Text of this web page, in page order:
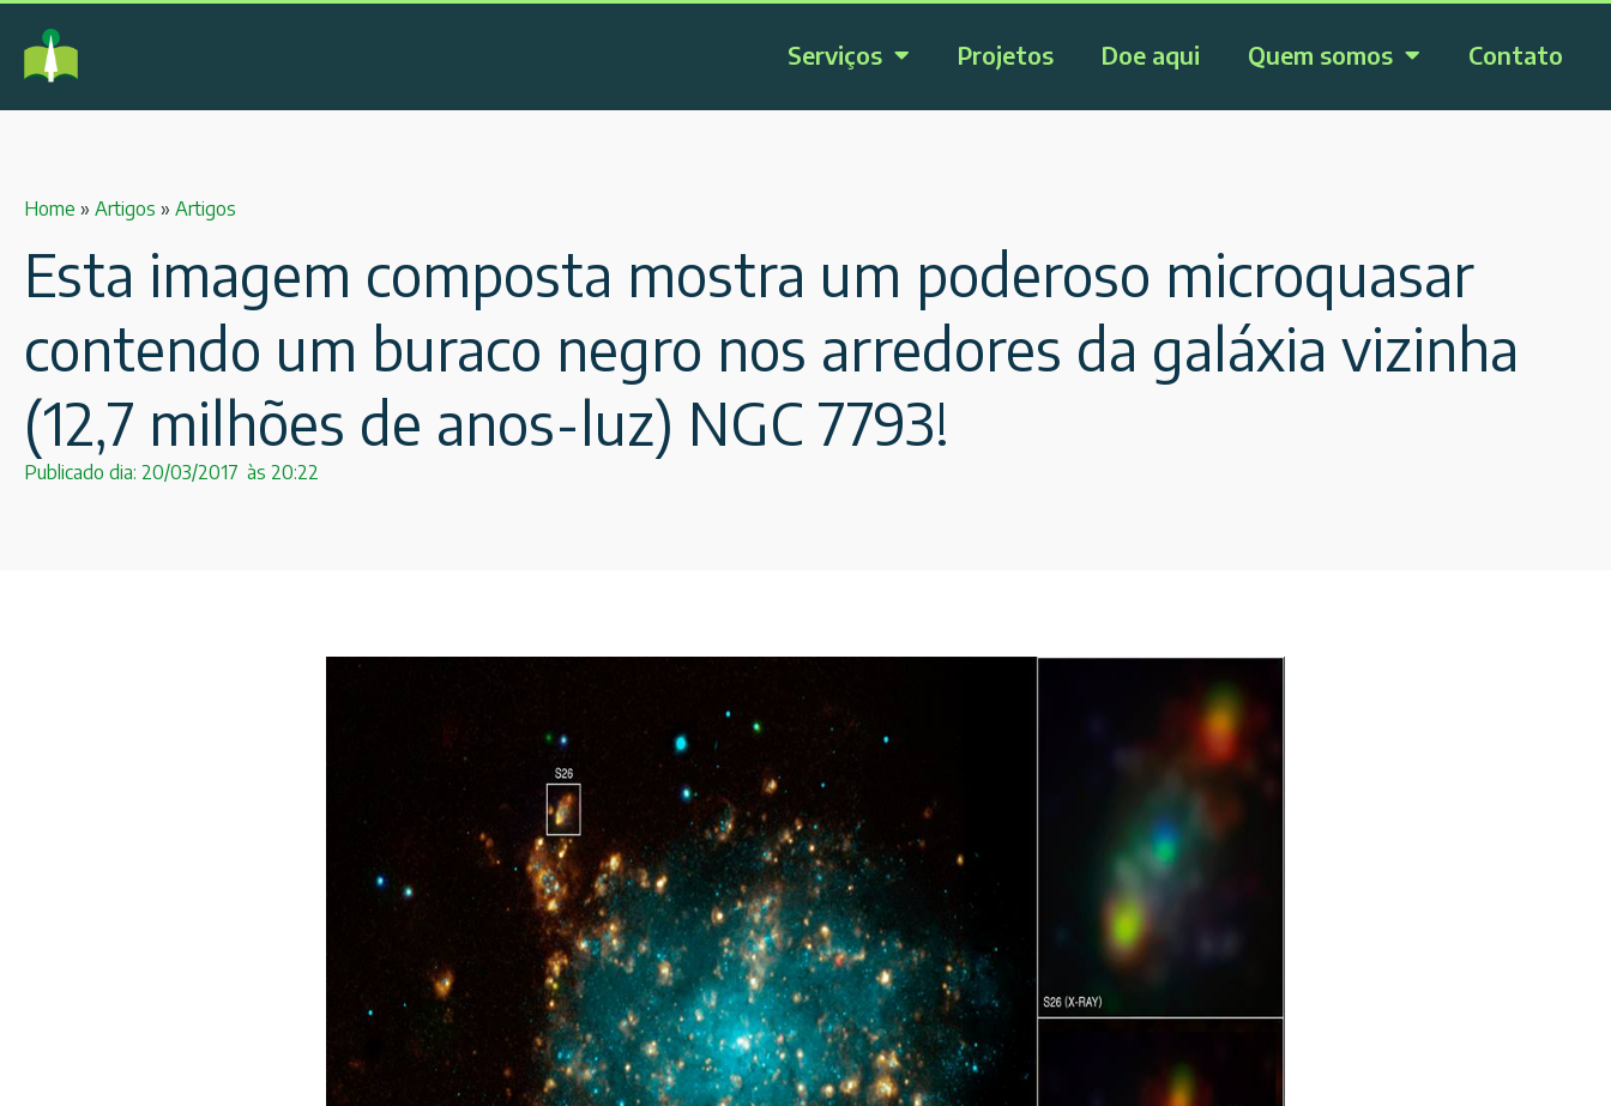
Serviços Projetos Doe aqui Quem somos Contato
Home » Artigos » Artigos
Esta imagem composta mostra um poderoso microquasar
contendo um buraco negro nos arredores da galáxia vizinha
(12,7 milhões de anos-luz) NGC 7793!
Publicado dia: 20/03/2017 às 20:22